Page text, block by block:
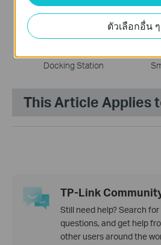
Tapo RV50 Pro Omni
Robot Vacuum & Mop +
Docking Station
This Article Applies
TP-Link
Still need help? Search
questions, and get help
other users around the
ตัวเลือกอื่น ๆ